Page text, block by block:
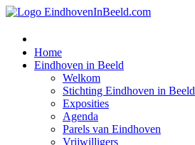
Home
Eindhoven in Beeld
Welkom
Stichting Eindhoven in Beeld
Exposities
Agenda
Parels van Eindhoven
Vrijwilligers